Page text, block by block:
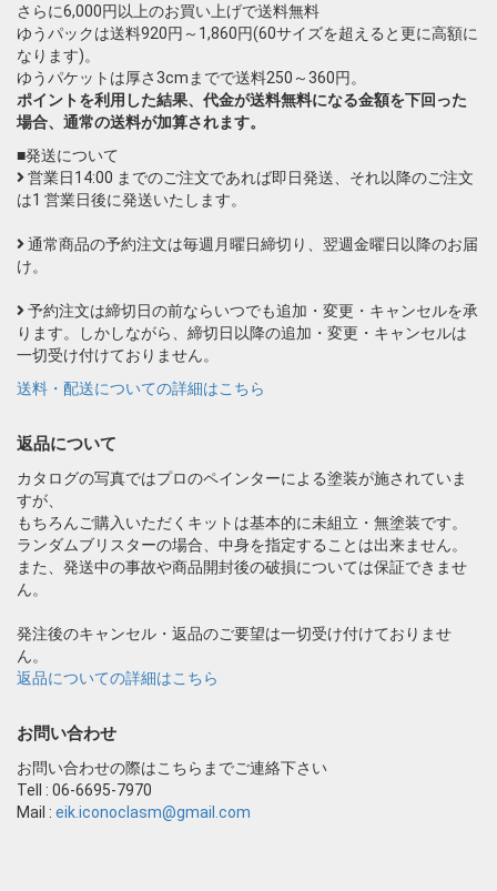
さらに6,000円以上のお買い上げで送料無料
ゆうパックは送料920円～1,860円(60サイズを超えると更に高額に
なります)。
ゆうパケットは厚さ3cmまでで送料250～360円。
ポイントを利用した結果、代金が送料無料になる金額を下回った
場合、通常の送料が加算されます。
■発送について
営業日14:00 までのご注文であれば即日発送、それ以降のご注文
は1 営業日後に発送いたします。
通常商品の予約注文は毎週月曜日締切り、翌週金曜日以降のお届
け。
予約注文は締切日の前ならいつでも追加・変更・キャンセルを承
ります。しかしながら、締切日以降の追加・変更・キャンセルは
一切受け付けておりません。
送料・配送についての詳細はこちら
返品について
カタログの写真ではプロのペインターによる塗装が施されていま
すが、
もちろんご購入いただくキットは基本的に未組立・無塗装です。
ランダムブリスターの場合、中身を指定することは出来ません。
また、発送中の事故や商品開封後の破損については保証できませ
ん。
発注後のキャンセル・返品のご要望は一切受け付けておりませ
ん。
返品についての詳細はこちら
お問い合わせ
お問い合わせの際はこちらまでご連絡下さい
Tell : 06-6695-7970
Mail : eik.iconoclasm@gmail.com